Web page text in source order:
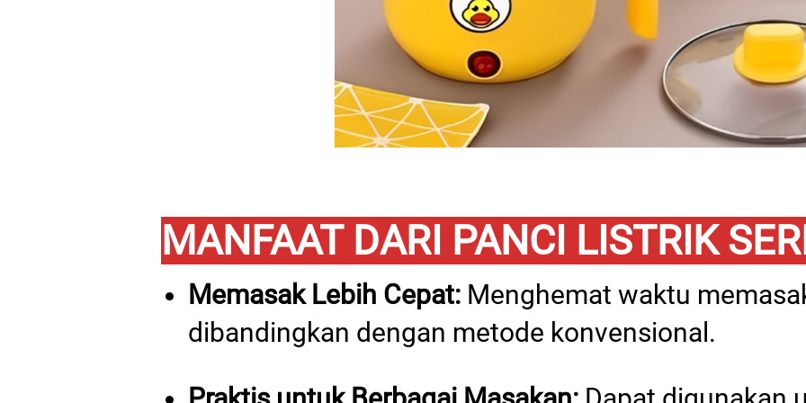
MANFAAT DARI PANCI LISTRIK
Memasak Lebih Cepat: Menghemat waktu
dibandingkan dengan metode konvensional.